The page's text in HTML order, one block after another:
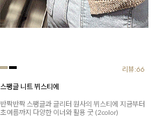
리뷰:66
스팽글 니트 뷔스티에
반짝반짝 스팽글과 글리터 원사의 뷔스티에 지금부터
초여름까지 다양한 이너와 활용 굿 (2color)